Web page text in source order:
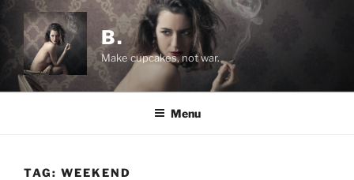
Salta
contenuto
B.
Make cupcakes, not war.
Menu
TAG: WEEKEND